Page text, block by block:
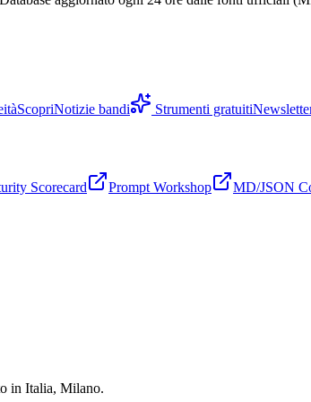
ScopriNotizie bandi Strumenti gratuiti
Scorecard Prompt Workshop MD/JSON
in Italia, Milano.